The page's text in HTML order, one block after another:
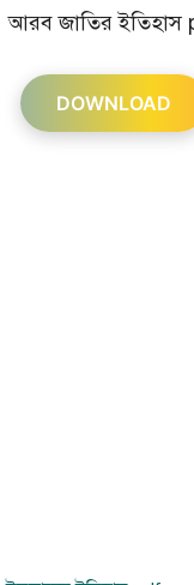
আরব জাতির ইতিহাস
DOWNLOAD